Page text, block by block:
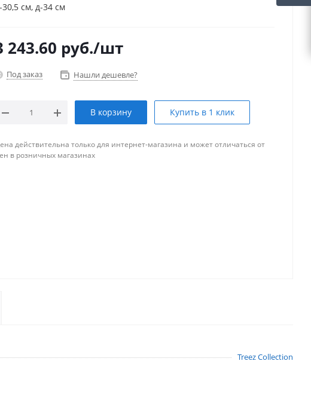
30,5 см, д-34 см
243.60 руб./шт
Под заказ Нашли дешевле?
В корзину Купить в 1 клик
действительна только для интернет-магазина и может отличаться от
в розничных магазинах
Treez Collection